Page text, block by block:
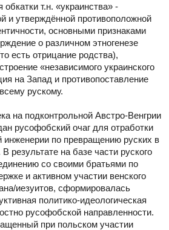
т.н. «украинства» -
и утверждённой противоположной
основными признаками
о различном этногенезе
есть отрицание родства),
«независимого украинского
на Запад и противопоставление
рускому.
на подконтрольной Австро-Венгрии
русофобский очаг для отработки
инженерии по превращению руских в
результате на базе части руского
со своими братьями по
и активном участии венского
иезуитов, сформировалась
политико-идеологическая
русофобской направленности.
при польском участии